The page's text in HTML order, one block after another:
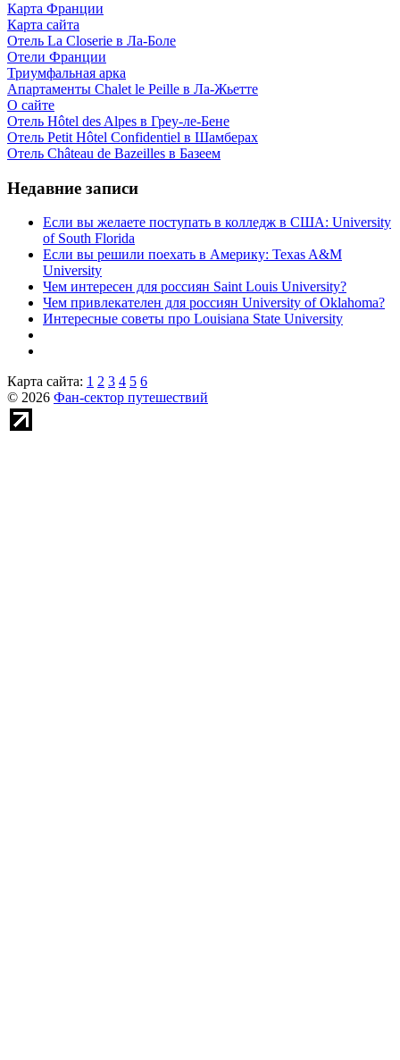
Карта Франции
Карта сайта
Отель La Closerie в Ла-Боле
Отели Франции
Триумфальная арка
Апартаменты Chalet le Peille в Ла-Жьетте
О сайте
Отель Hôtel des Alpes в Греу-ле-Бене
Отель Petit Hôtel Confidentiel в Шамберах
Отель Château de Bazeilles в Базеем
Недавние записи
Если вы желаете поступать в колледж в США: University
of South Florida
Если вы решили поехать в Америку: Texas A&M
University
Чем интересен для россиян Saint Louis University?
Чем привлекателен для россиян University of Oklahoma?
Интересные советы про Louisiana State University
Карта сайта: 1 2 3 4 5 6
© 2026 Фан-сектор путешествий